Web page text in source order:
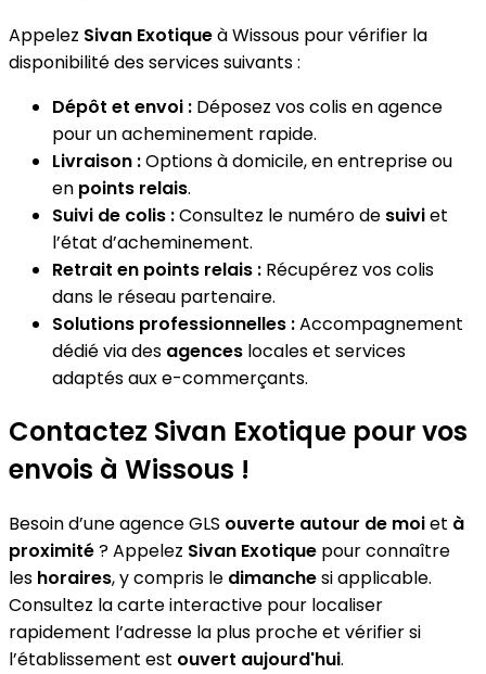
Appelez Sivan Exotiqueà Wissous pour vérifier la
disponibilité des services suivants :
Dépôt et envoi : Déposez vos colis en agence
pour un acheminement rapide.
Livraison :Options à domicile, en entreprise ou
en points relais.
Suivi de colis :Consultez le numéro de suiviet
l’état d’acheminement.
Retrait en points relais : Récupérez vos colis
dans le réseau partenaire.
Solutions professionnelles :Accompagnement
dédié via des agences locales et services
adaptés aux e-commerçants.
Contactez Sivan Exotique pour vos
envois à Wissous !
Besoin d’une agence GLS ouverte autour de moiet à
proximité? Appelez Sivan Exotique pour connaître
les horaires, y compris le dimanchesi applicable.
Consultez la carte interactive pour localiser
rapidement l’adresse la plus proche et vérifier si
l’établissement est ouvert aujourd'hui.